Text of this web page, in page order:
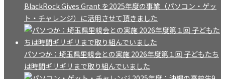
BlackRock Gives Grant を2025年度の事業（パソコン・ゲッ
ト・チャレンジ）に活用させて頂きました
パソつか：埼玉県里親会との実施 2026年度第１回 子どもたち
は時間ギリギリまで取り組んでいました